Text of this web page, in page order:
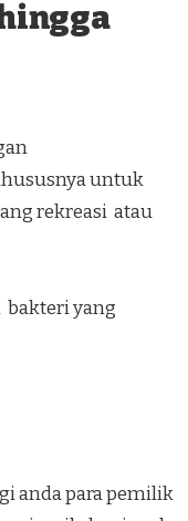
untuk
rekreasi atau
bakteri yang
anda para pemilik